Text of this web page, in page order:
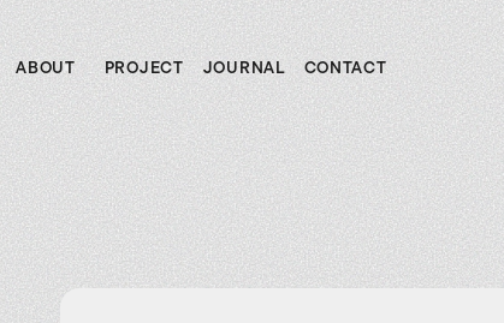
ABOUT
私たちについて
PROJECT
制作実績
JOURNAL
ジャーナル
CONTACT
お問い合わせ